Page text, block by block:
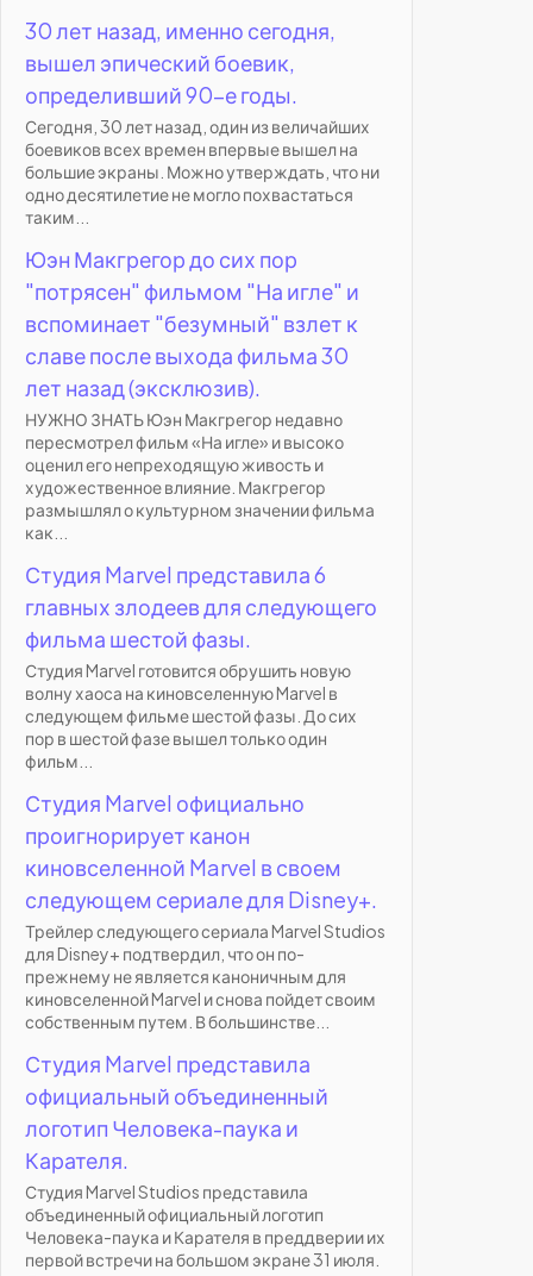
30 лет назад, именно сегодня,
вышел эпический боевик,
определивший 90-е годы.
Сегодня, 30 лет назад, один из величайших
боевиков всех времен впервые вышел на
большие экраны. Можно утверждать, что ни
одно десятилетие не могло похвастаться
таким...
Юэн Макгрегор до сих пор
"потрясен" фильмом "На игле" и
вспоминает "безумный" взлет к
славе после выхода фильма 30
лет назад (эксклюзив).
НУЖНО ЗНАТЬ Юэн Макгрегор недавно
пересмотрел фильм «На игле» и высоко
оценил его непреходящую живость и
художественное влияние. Макгрегор
размышлял о культурном значении фильма
как...
Студия Marvel представила 6
главных злодеев для следующего
фильма шестой фазы.
Студия Marvel готовится обрушить новую
волну хаоса на киновселенную Marvel в
следующем фильме шестой фазы. До сих
пор в шестой фазе вышел только один
фильм...
Студия Marvel официально
проигнорирует канон
киновселенной Marvel в своем
следующем сериале для Disney+.
Трейлер следующего сериала Marvel Studios
для Disney+ подтвердил, что он по-
прежнему не является каноничным для
киновселенной Marvel и снова пойдет своим
собственным путем. В большинстве...
Студия Marvel представила
официальный объединенный
логотип Человека-паука и
Карателя.
Студия Marvel Studios представила
объединенный официальный логотип
Человека-паука и Карателя в преддверии их
первой встречи на большом экране 31 июля.